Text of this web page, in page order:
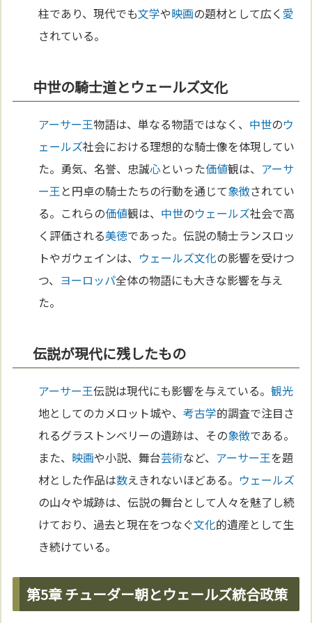
柱であり、現代でも文学や映画の題材として広く 愛
されている。
中世の騎士道とウェールズ文化
アーサー王物語は、単なる物語ではなく、 中世のウ
ェールズ社会における理想的な騎士像を体現してい
た。勇気、名誉、忠誠心といった価値観は、 アーサ
ー王 と円卓の騎士たちの行動を通じて象徴されてい
る。これらの価値観は、 中世のウェールズ社会で高
く評価される美徳であった。伝説の騎士ランスロッ
トやガウェインは、 ウェールズ文化の影響を受けつ
つ、 ヨーロッパ全体の物語にも大きな影響を与え
た。
伝説が現代に残したもの
アーサー王伝説は現代にも影響を与えている。観光
地としてのカメロット城や、考古学的調査で注目さ
れるグラストンベリーの遺跡は、その象徴である。
また、 映画や小説、舞台芸術など、 アーサー王を題
材とした作品は数えきれないほどある。 ウェールズ
の山々や城跡は、伝説の舞台として人々を魅了し続
けており、過去と現在をつなぐ文化的遺産として生
き続けている。
第5章 チューダー朝とウェールズ統合政策